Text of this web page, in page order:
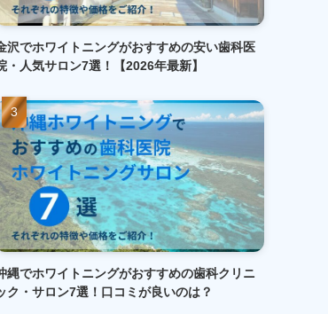
沢でホワイトニングがおすすめの安い歯科医
・人気サロン7選！【2026年最新】
縄でホワイトニングがおすすめの歯科クリニ
ク・サロン7選！口コミが良いのは？